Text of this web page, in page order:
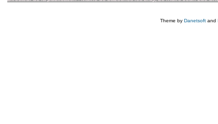
Theme by Danetsoft and